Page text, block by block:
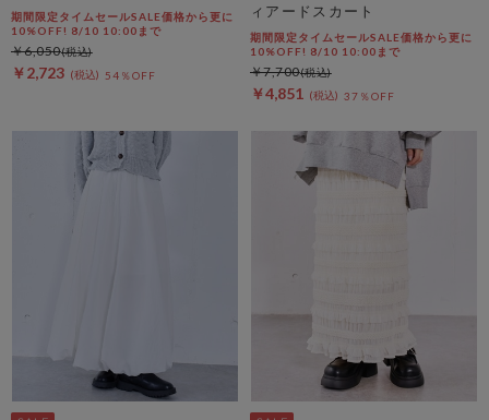
期間限定タイムセールSALE価格から更に
10%OFF! 8/10 10:00まで
￥2,723 54％OFF
￥6,050
ィアードスカート
期間限定タイムセールSALE価格から更に
10%OFF! 8/10 10:00まで
￥4,851 37％OFF
￥7,700